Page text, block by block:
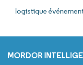
logistique
MORDOR